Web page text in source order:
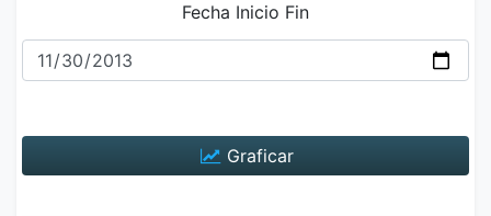
Fecha Inicio Fin
Graficar